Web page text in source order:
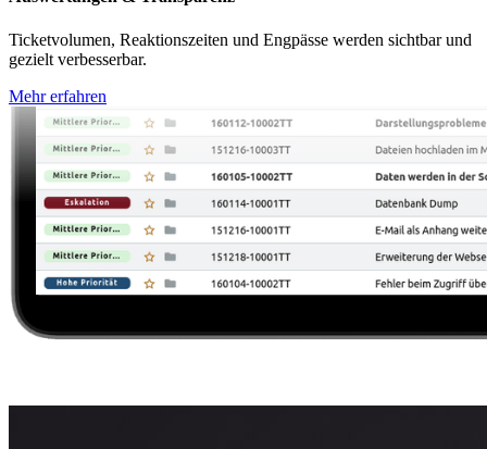
Ticketvolumen, Reaktionszeiten und Engpässe werden sichtbar und
gezielt verbesserbar.
Mehr erfahren